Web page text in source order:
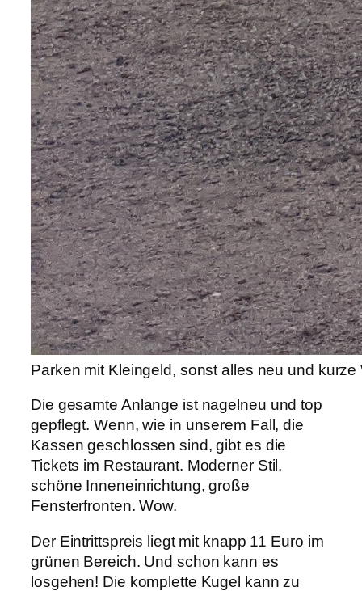
Parken mit Kleingeld, sonst alles neu und
Die gesamte Anlange ist nagelneu und top
gepflegt. Wenn, wie in unserem Fall, die
Kassen geschlossen sind, gibt es die
Tickets im Restaurant. Moderner Stil,
schöne Inneneinrichtung, große
Fensterfronten. Wow.
Der Eintrittspreis liegt mit knapp 11 Euro im
grünen Bereich. Und schon kann es
losgehen! Die komplette Kugel kann zu